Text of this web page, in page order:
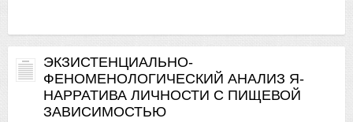
ЭКЗИСТЕНЦИАЛЬНО-
ФЕНОМЕНОЛОГИЧЕСКИЙ АНАЛИЗ Я-
НАРРАТИВА ЛИЧНОСТИ С ПИЩЕВОЙ
ЗАВИСИМОСТЬЮ